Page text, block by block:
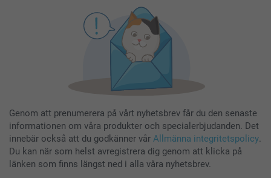
Genom att prenumerera på vårt nyhetsbrev får du den senaste
informationen om våra produkter och specialerbjudanden. Det
innebär också att du godkänner vår Allmänna integritetspolicy.
Du kan när som helst avregistrera dig genom att klicka på
länken som finns längst ned i alla våra nyhetsbrev.